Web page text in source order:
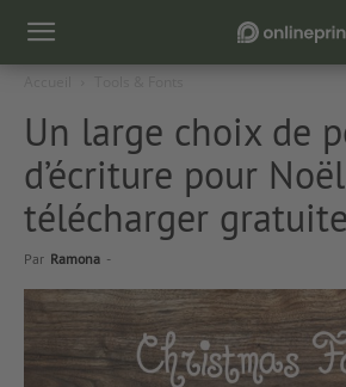
Un large choix de
d’écriture pour
télécharger
Par Ramona -